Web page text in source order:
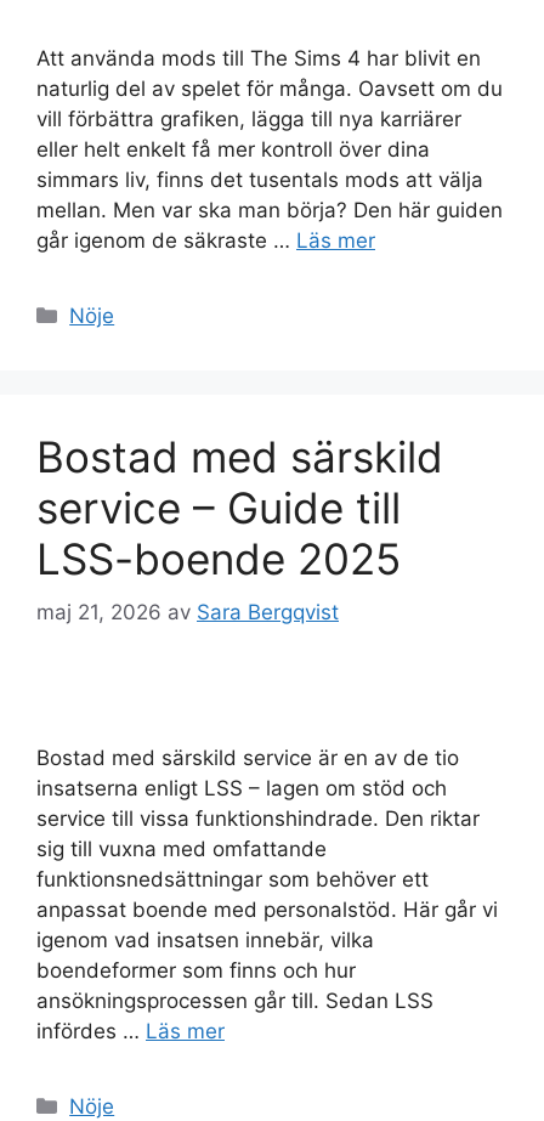
Att använda mods till The Sims 4 har blivit en
naturlig del av spelet för många. Oavsett om du
vill förbättra grafiken, lägga till nya karriärer
eller helt enkelt få mer kontroll över dina
simmars liv, finns det tusentals mods att välja
mellan. Men var ska man börja? Den här guiden
går igenom de säkraste … Läs mer
Kategorier
Nöje
Bostad med särskild
service – Guide till
LSS-boende 2025
maj 21, 2026 av Sara Bergqvist
Bostad med särskild service är en av de tio
insatserna enligt LSS – lagen om stöd och
service till vissa funktionshindrade. Den riktar
sig till vuxna med omfattande
funktionsnedsättningar som behöver ett
anpassat boende med personalstöd. Här går vi
igenom vad insatsen innebär, vilka
boendeformer som finns och hur
ansökningsprocessen går till. Sedan LSS
infördes … Läs mer
Kategorier
Nöje